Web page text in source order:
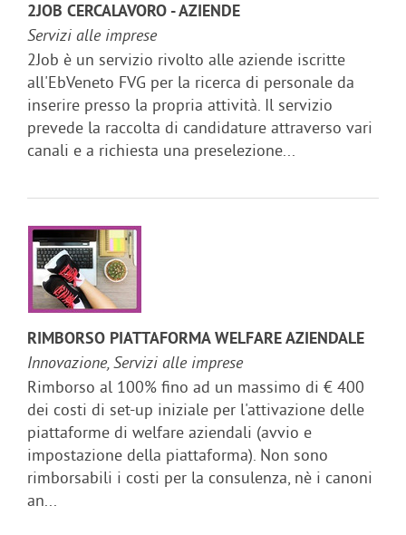
2JOB CERCALAVORO - AZIENDE
Servizi alle imprese
2Job è un servizio rivolto alle aziende iscritte
all'EbVeneto FVG per la ricerca di personale da
inserire presso la propria attività. Il servizio
prevede la raccolta di candidature attraverso vari
canali e a richiesta una preselezione...
RIMBORSO PIATTAFORMA WELFARE AZIENDALE
Innovazione, Servizi alle imprese
Rimborso al 100% fino ad un massimo di € 400
dei costi di set-up iniziale per l'attivazione delle
piattaforme di welfare aziendali (avvio e
impostazione della piattaforma). Non sono
rimborsabili i costi per la consulenza, nè i canoni
an...